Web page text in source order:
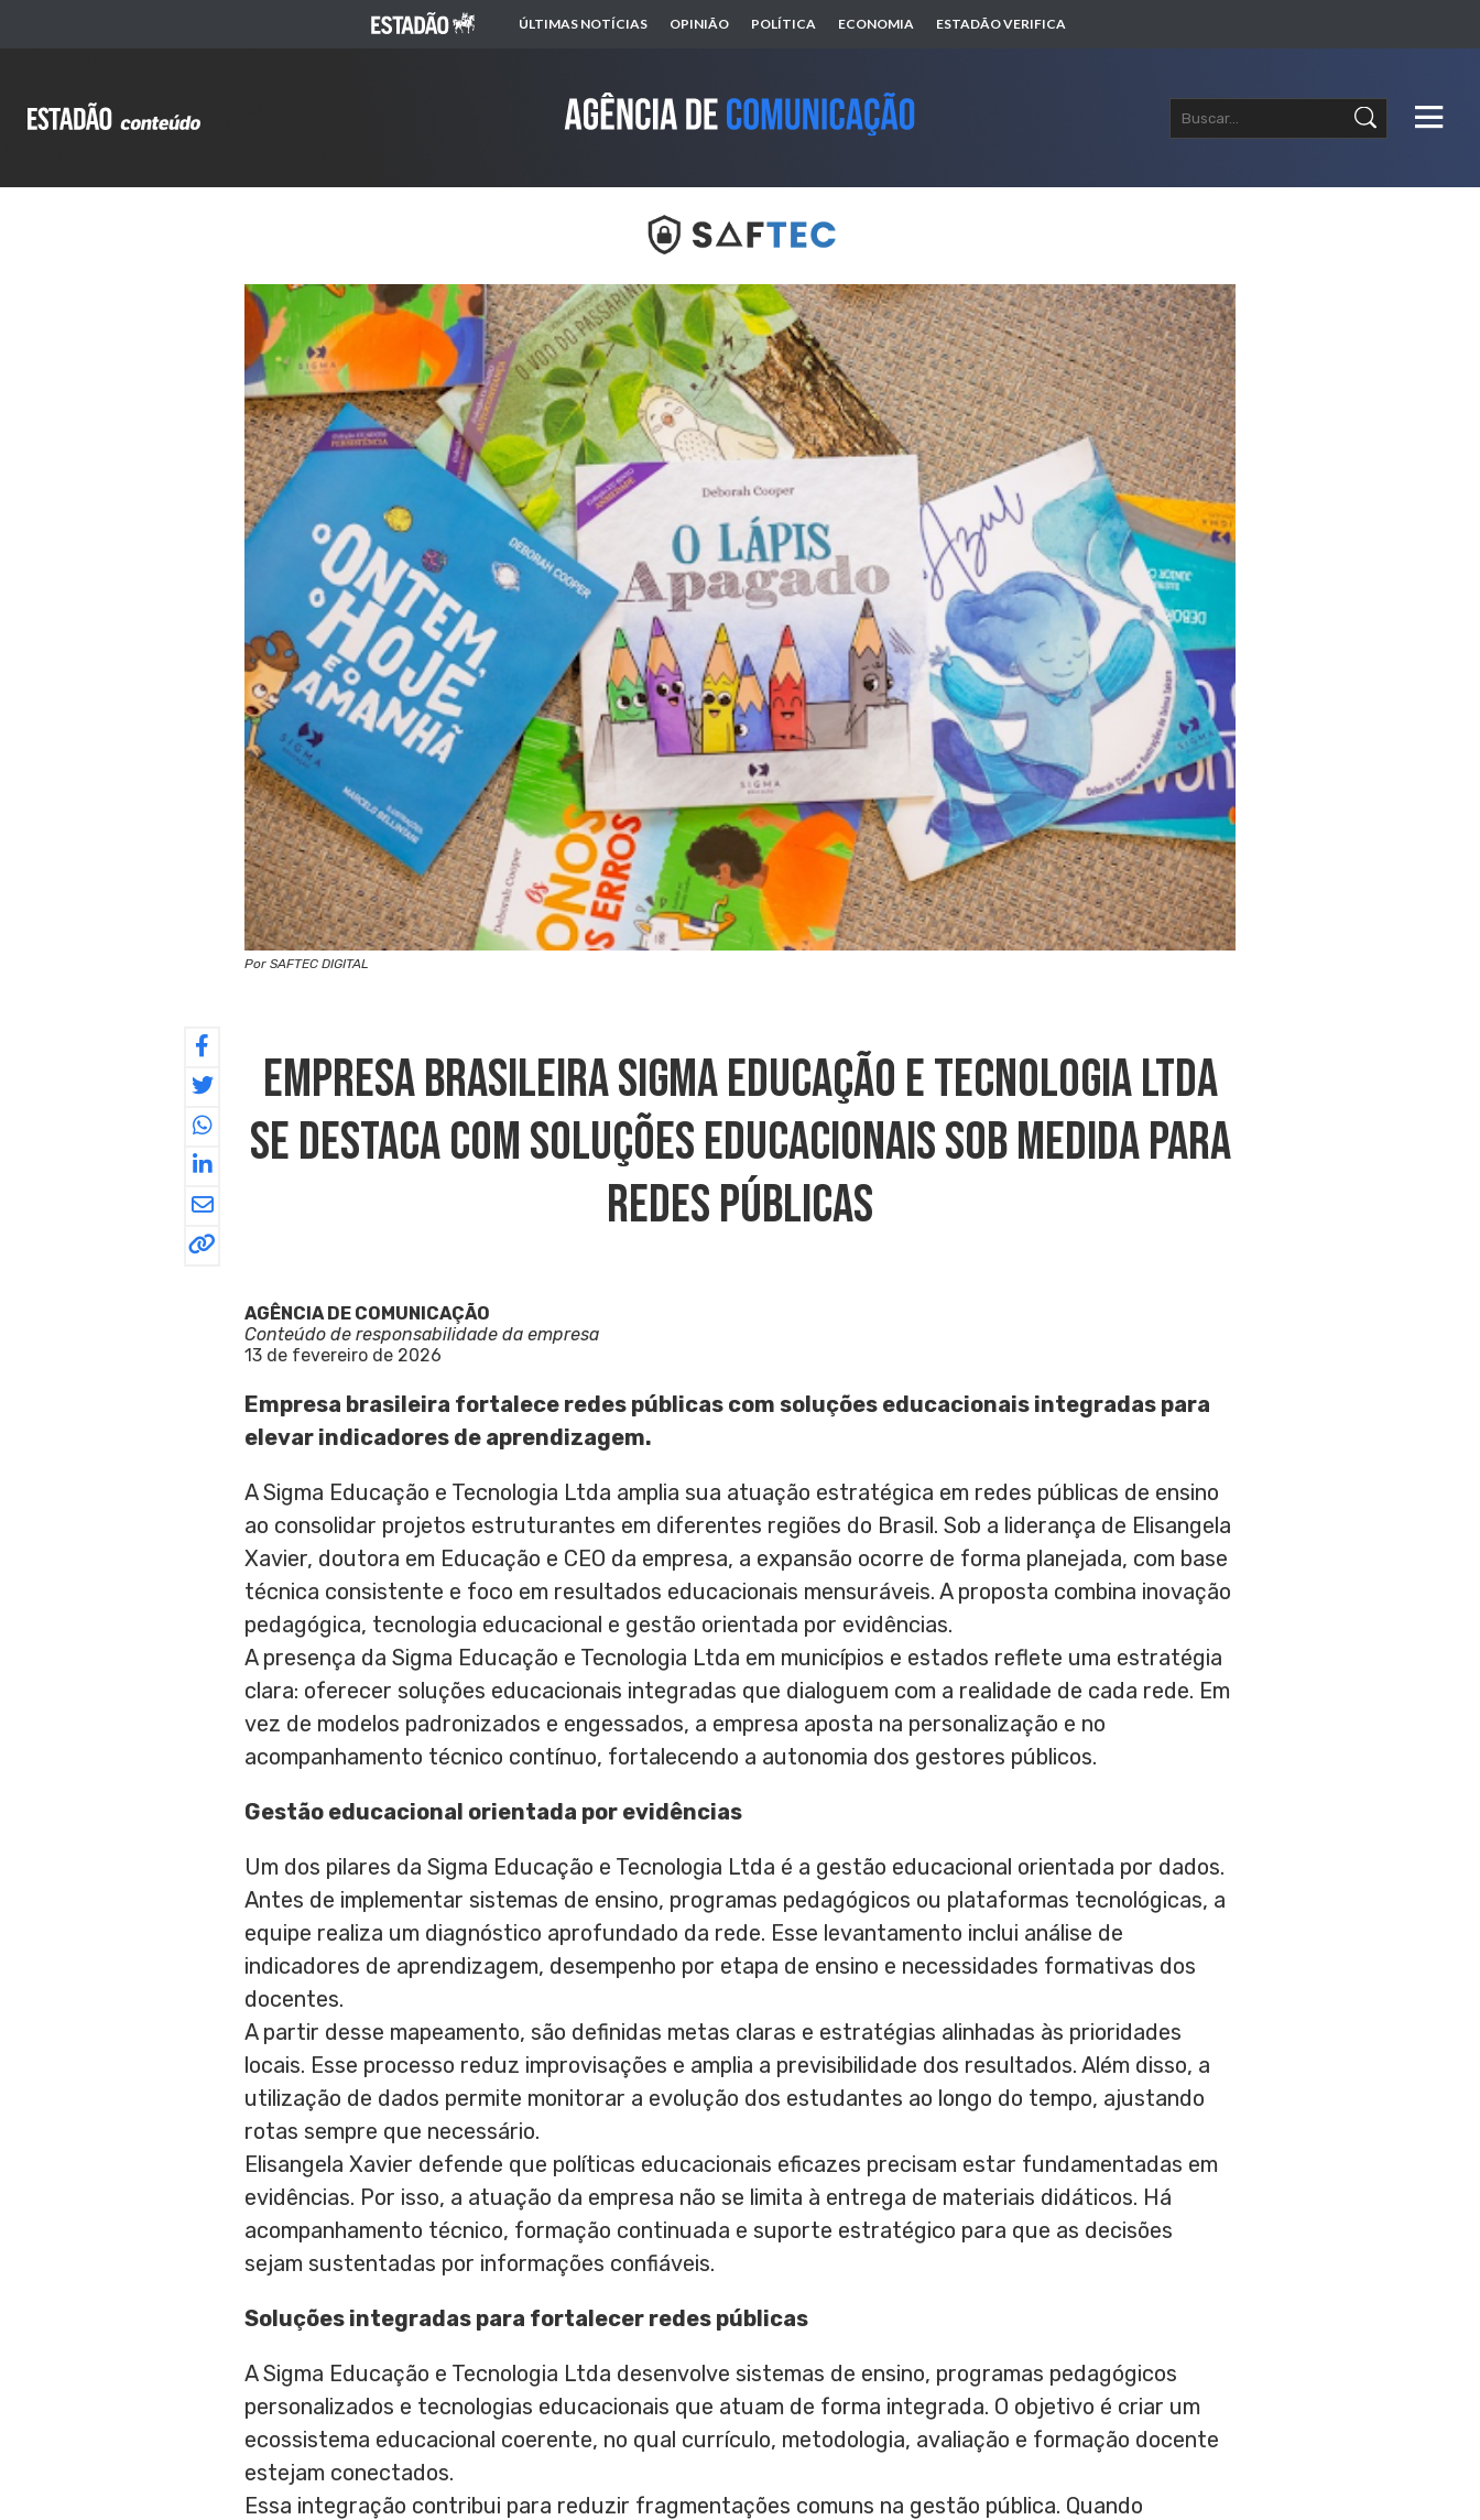
ÚLTIMAS NOTÍCIAS OPINIÃO POLÍTICA ECONOMIA ESTADÃO VERIFICA
Por SAFTEC DIGITAL
Empresa Brasileira Sigma Educação E Tecnologia Ltda
Se Destaca Com Soluções Educacionais Sob Medida Para
Redes Públicas
AGÊNCIA DE COMUNICAÇÃO
Conteúdo de responsabilidade da empresa
13 de fevereiro de 2026
Empresa brasileira fortalece redes públicas com soluções educacionais integradas para
elevar indicadores de aprendizagem.
A Sigma Educação e Tecnologia Ltda amplia sua atuação estratégica em redes públicas de ensino
ao consolidar projetos estruturantes em diferentes regiões do Brasil. Sob a liderança de Elisangela
Xavier, doutora em Educação e CEO da empresa, a expansão ocorre de forma planejada, com base
técnica consistente e foco em resultados educacionais mensuráveis. A proposta combina inovação
pedagógica, tecnologia educacional e gestão orientada por evidências.
A presença da Sigma Educação e Tecnologia Ltda em municípios e estados reflete uma estratégia
clara: oferecer soluções educacionais integradas que dialoguem com a realidade de cada rede. Em
vez de modelos padronizados e engessados, a empresa aposta na personalização e no
acompanhamento técnico contínuo, fortalecendo a autonomia dos gestores públicos.
Gestão educacional orientada por evidências
Um dos pilares da Sigma Educação e Tecnologia Ltda é a gestão educacional orientada por dados.
Antes de implementar sistemas de ensino, programas pedagógicos ou plataformas tecnológicas, a
equipe realiza um diagnóstico aprofundado da rede. Esse levantamento inclui análise de
indicadores de aprendizagem, desempenho por etapa de ensino e necessidades formativas dos
docentes.
A partir desse mapeamento, são definidas metas claras e estratégias alinhadas às prioridades
locais. Esse processo reduz improvisações e amplia a previsibilidade dos resultados. Além disso, a
utilização de dados permite monitorar a evolução dos estudantes ao longo do tempo, ajustando
rotas sempre que necessário.
Elisangela Xavier defende que políticas educacionais eficazes precisam estar fundamentadas em
evidências. Por isso, a atuação da empresa não se limita à entrega de materiais didáticos. Há
acompanhamento técnico, formação continuada e suporte estratégico para que as decisões
sejam sustentadas por informações confiáveis.
Soluções integradas para fortalecer redes públicas
A Sigma Educação e Tecnologia Ltda desenvolve sistemas de ensino, programas pedagógicos
personalizados e tecnologias educacionais que atuam de forma integrada. O objetivo é criar um
ecossistema educacional coerente, no qual currículo, metodologia, avaliação e formação docente
estejam conectados.
Essa integração contribui para reduzir fragmentações comuns na gestão pública. Quando